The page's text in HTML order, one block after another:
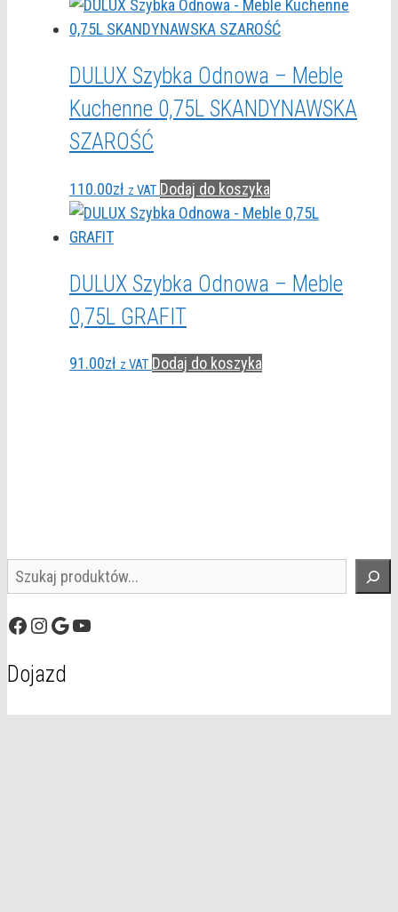
DULUX Szybka Odnowa – Meble
Kuchenne 0,75L SKANDYNAWSKA
SZAROŚĆ
110.00zł z VAT Dodaj do koszyka
DULUX Szybka Odnowa – Meble
0,75L GRAFIT
91.00zł z VAT Dodaj do koszyka
Szukaj
Facebook
Instagram
GoogleYouTube
Dojazd